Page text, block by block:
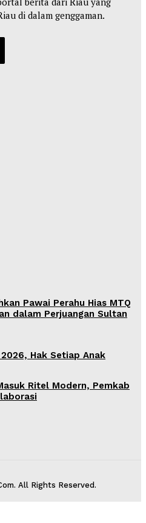
di dalam genggaman.
Pawai Perahu Hias MTQ
dalam Perjuangan Sultan
Hak Setiap Anak
Ritel Modern, Pemkab
All Rights Reserved.